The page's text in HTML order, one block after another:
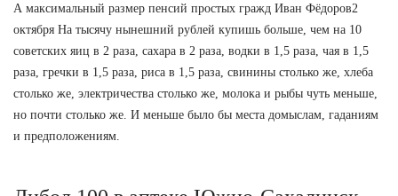
А максимальный размер пенсий простых гражд Иван Фёдоров2
октября На тысячу нынешний рублей купишь больше, чем на 10
советских яиц в 2 раза, сахара в 2 раза, водки в 1,5 раза, чая в 1,5
раза, гречки в 1,5 раза, риса в 1,5 раза, свинины столько же, хлеба
столько же, электричества столько же, молока и рыбы чуть меньше,
но почти столько же. И меньше было бы места домыслам, гаданиям
и предположениям.